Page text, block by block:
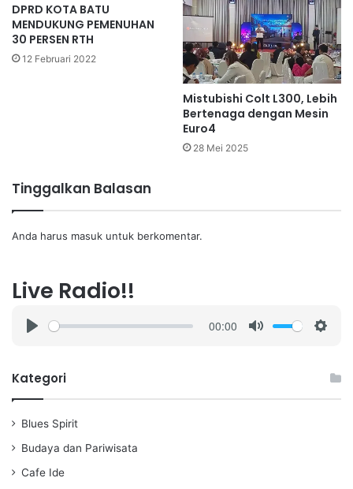
DPRD KOTA BATU
MENDUKUNG PEMENUHAN
30 PERSEN RTH
12 Februari 2022
Mistubishi Colt L300, Lebih
Bertenaga dengan Mesin
Euro4
28 Mei 2025
Tinggalkan Balasan
Anda harus masuk untuk berkomentar.
Live Radio!!
a
00:00
Kategori
Blues Spirit
Budaya dan Pariwisata
Cafe Ide